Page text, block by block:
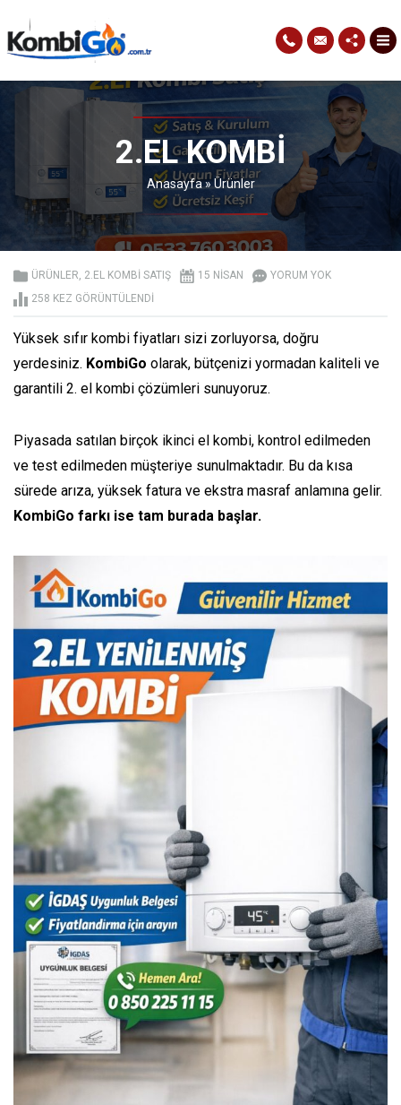
2.EL KOMBI
Anasayfa»Ürünler
ÜRÜNLER, 2.EL KOMBİ SATIŞ 15 NISAN
YORUM YOK
258 KEZ GÖRÜNTÜLENDI
Yüksek sıfır kombi fiyatları sizi zorluyorsa, doğru
yerdesiniz. KombiGo olarak, bütçenizi yormadan kaliteli ve
garantili 2. el kombi çözümleri sunuyoruz.
Piyasada satılan birçok ikinci el kombi, kontrol edilmeden
ve test edilmeden müşteriye sunulmaktadır. Bu da kısa
sürede arıza, yüksek fatura ve ekstra masraf anlamına gelir.
KombiGo farkı ise tam burada başlar.